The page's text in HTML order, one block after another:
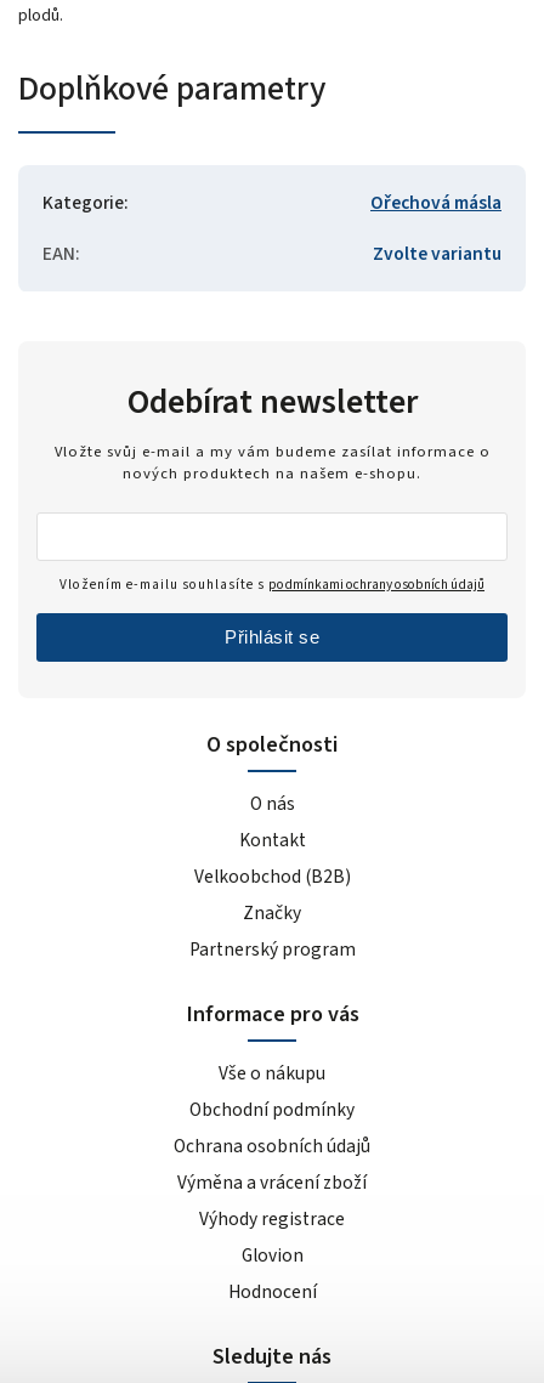
plodů.
Doplňkové parametry
Kategorie:
Ořechová másla
EAN: Zvolte variantu
O společnosti
O nás
Kontakt
Velkoobchod (B2B)
Značky
Partnerský program
Informace pro vás
Vše o nákupu
Obchodní podmínky
Ochrana osobních údajů
Výměna a vrácení zboží
Výhody registrace
Glovion
Hodnocení
Odebírat newsletter
Vložte svůj e-mail a my vám budeme zasílat informace o
nových produktech na našem e-shopu.
Vložením e-mailu souhlasíte s podmínkami ochrany osobních údajů
Přihlásit se
Sledujte nás